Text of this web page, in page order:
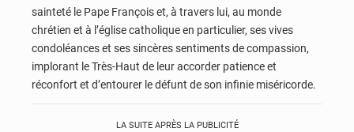
sainteté le Pape François et, à travers lui, au monde
chrétien et à l’église catholique en particulier, ses vives
condoléances et ses sincères sentiments de compassion,
implorant le Très-Haut de leur accorder patience et
réconfort et d’entourer le défunt de son infinie miséricorde.
LA SUITE APRÈS LA PUBLICITÉ